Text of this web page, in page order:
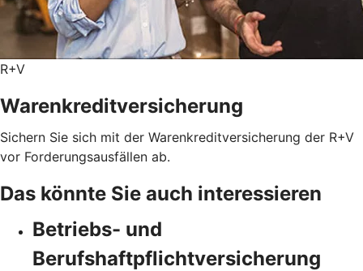
R+V
Warenkreditversicherung
Sichern Sie sich mit der Warenkreditversicherung der R+V
vor Forderungsausfällen ab.
Das könnte Sie auch interessieren
Betriebs- und
Berufshaftpflichtversicherung